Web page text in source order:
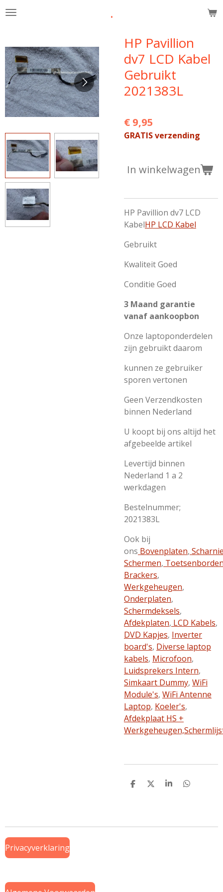
Ga
de
hoofdinhoud
.
HP Pavillion
dv7 LCD Kabel
Gebruikt
2021383L
€ 9,95
GRATIS verzending
In winkelwagen
HP Pavillion dv7 LCD
KabelHP LCD Kabel
Gebruikt
Kwaliteit Goed
Conditie Goed
3 Maand garantie
vanaf aankoopbon
Onze laptoponderdelen
zijn gebruikt daarom
kunnen ze gebruiker
sporen vertonen
Geen Verzendkosten
binnen Nederland
U koopt bij ons altijd het
afgebeelde artikel
Levertijd binnen
Nederland 1 a 2
werkdagen
Bestelnummer;
2021383L
Ook bij
ons Bovenplaten,
Schermen,
Brackers,
Werkgeheugen,
Onderplaten,
Schermdeksels,
Afdekplaten, LCD Kabels,
DVD Kapjes, Inverter
board's, Diverse laptop
kabels, Microfoon,
Luidsprekers Intern,
Simkaart Dummy, WiFi
Module's, WiFi Antenne
Laptop, Koeler's,
Afdekplaat HS +
Werkgeheugen,
D
D
S
D
Privacyverklaring